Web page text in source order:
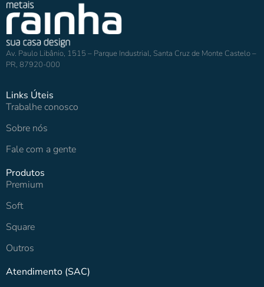
Av. Paulo Libânio, 1515 – Parque Industrial, Santa Cruz de Monte Castelo –
PR, 87920-000
Links Úteis
Trabalhe conosco
Sobre nós
Fale com a gente
Produtos
Premium
Soft
Square
Outros
Atendimento (SAC)